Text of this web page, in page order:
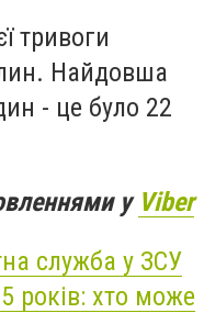
тривоги
Найдовша
- це було 22
у Viber
служба у ЗСУ
років: хто може